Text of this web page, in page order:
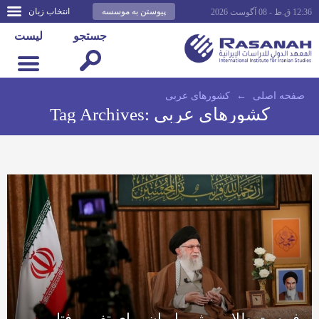
انتخاب زبان پیوستن به موسسه 12:36 ق.ظ - 08 آگوست 2026
لیست جستجو
صفحه اصلى ← کشورهای عربی
Tag Archives: کشورهای عربی